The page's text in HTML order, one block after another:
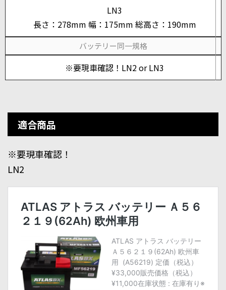
LN3
長さ：278mm 幅：175mm 総高さ：190mm
バッテリー同一規格
※要現車確認！LN2 or LN3
適合商品
※要現車確認！
LN2